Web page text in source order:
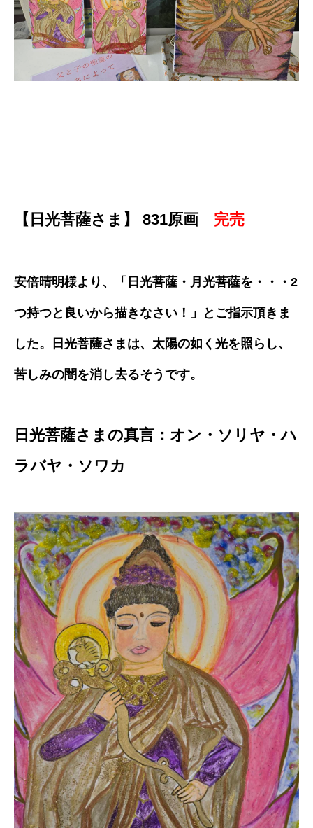
【日光菩薩さま】 831原画 完売
安倍晴明様より、「日光菩薩・月光菩薩を・・・2
つ持つと良いから描きなさい！」とご指示頂きま
した。日光菩薩さまは、太陽の如く光を照らし、
苦しみの闇を消し去るそうです。
日光菩薩さまの真言 ：オン・ソリヤ・ハ
ラバヤ・ソワカ